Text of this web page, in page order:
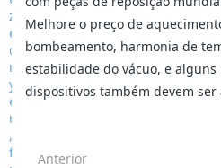
Melhore o preço de
bombeamento, harmonia de
estabilidade do vácuo, e alguns
dispositivos também devem
Anterior